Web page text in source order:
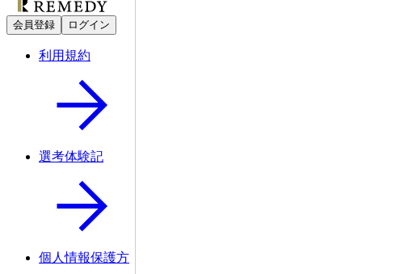
会員登録 ログイン
利用規約
選考体験記
個人情報保護方